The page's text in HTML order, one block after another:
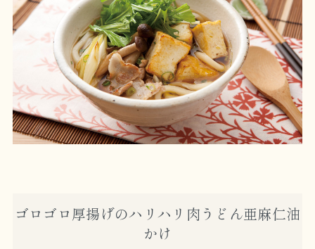
ゴロゴロ厚揚げのハリハリ肉うどん亜麻仁油
かけ